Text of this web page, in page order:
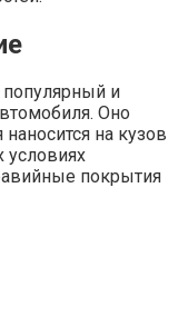
и
Оно
на кузов
условиях
покрытия